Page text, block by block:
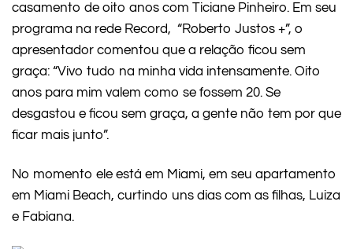
casamento de oito anos com Ticiane Pinheiro. Em seu
programa na rede Record, “Roberto Justos +”, o
apresentador comentou que a relação ficou sem
graça: “Vivo tudo na minha vida intensamente. Oito
anos para mim valem como se fossem 20. Se
desgastou e ficou sem graça, a gente não tem por que
ficar mais junto”.
No momento ele está em Miami, em seu apartamento
em Miami Beach, curtindo uns dias com as filhas, Luiza
e Fabiana.